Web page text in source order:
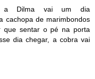
a Dilma vai um dia
cachopa de marimbondos
que sentar o pé na porta
dia chegar, a cobra vai